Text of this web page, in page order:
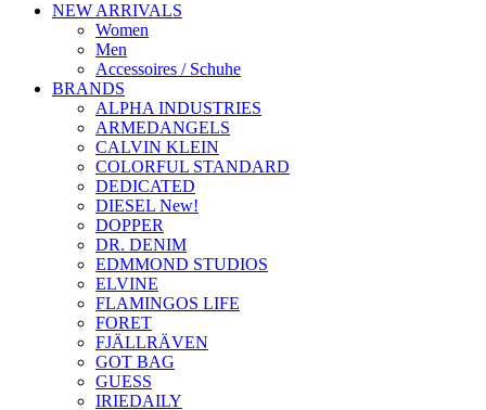
NEW ARRIVALS
Women
Men
Accessoires / Schuhe
BRANDS
ALPHA INDUSTRIES
ARMEDANGELS
CALVIN KLEIN
COLORFUL STANDARD
DEDICATED
DIESEL New!
DOPPER
DR. DENIM
EDMMOND STUDIOS
ELVINE
FLAMINGOS LIFE
FORET
FJÄLLRÄVEN
GOT BAG
GUESS
IRIEDAILY